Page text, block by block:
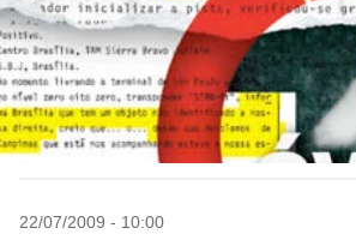
22/07/2009 - 10:00